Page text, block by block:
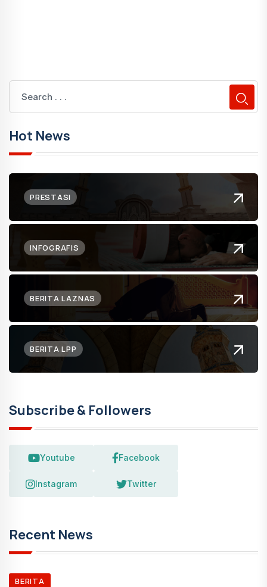
Hot News
PRESTASI
INFOGRAFIS
BERITA LAZNAS
BERITA LPP
Subscribe & Followers
Youtube Facebook
Instagram Twitter
Recent News
BERITA